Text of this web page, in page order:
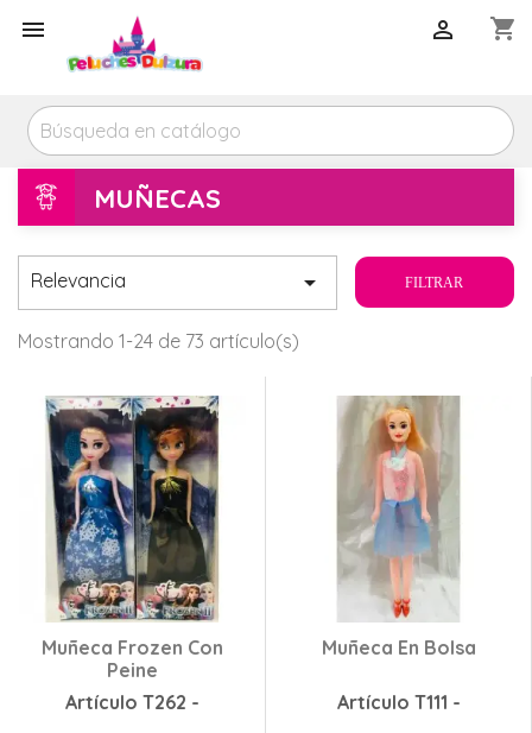
 shopping_cart

MUÑECAS
Relevancia  FILTRAR
Mostrando 1-24 de 73 artículo(s)
Muñeca Frozen Con
Peine
Artículo T262 -
Muñeca En Bolsa
Artículo T111 -